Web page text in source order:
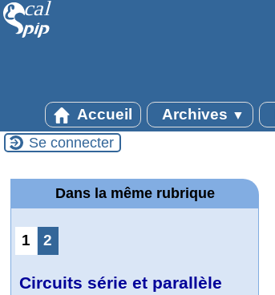
Accueil Archives ▼
Se connecter
Dans la même rubrique
1 2
Circuits série et parallèle